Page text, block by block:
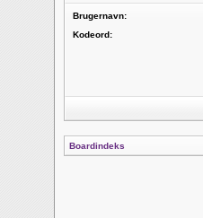
Brugernavn:
Kodeord:
Boardindeks